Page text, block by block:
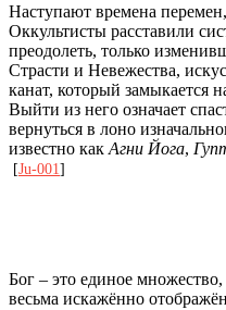
Наступают времена
Оккультисты расставили
преодолеть, только
Страсти и Невежества,
канат, который замыкается
Выйти из него означает
вернуться в лоно
известно как Агни Йога,
[Ju-001 ]
Бог – это единое
весьма искажённо